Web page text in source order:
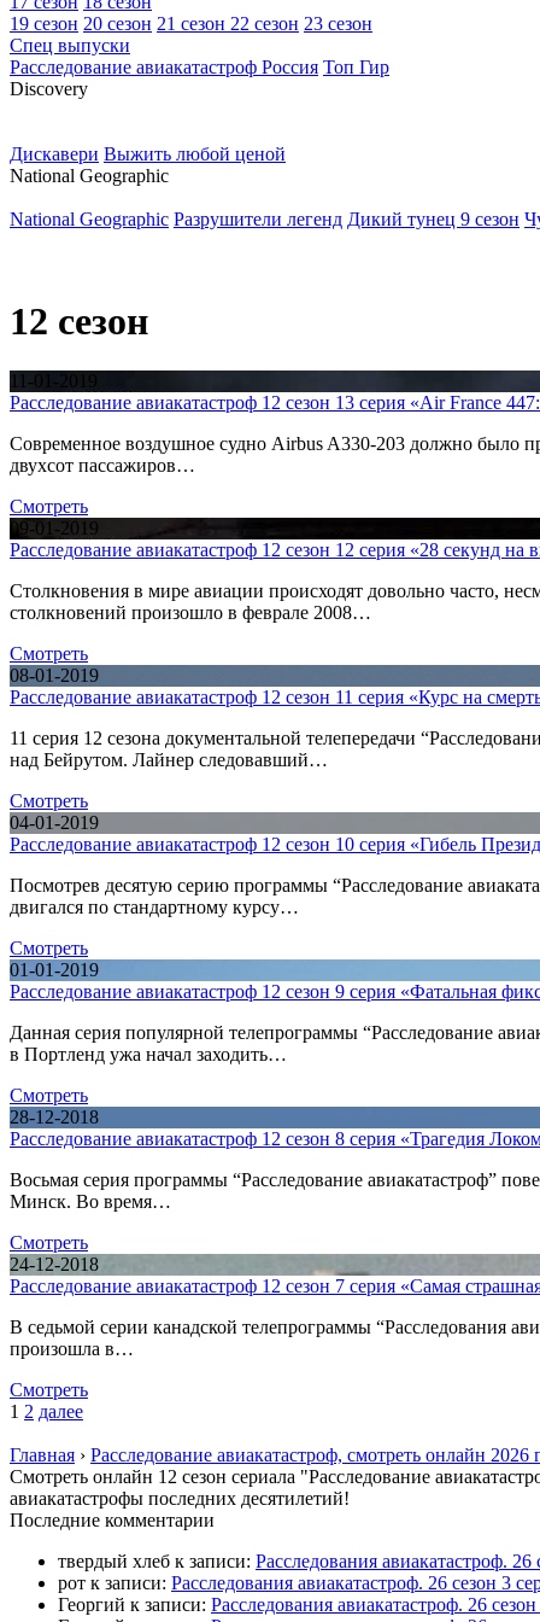
19 сезон 20 сезон 21 сезон 22 сезон 23 сезон
Спец выпуски
Расследование авиакатастроф Россия Топ Гир
Discovery
Дискавери Выжить любой ценой
National Geographic
National Geographic Разрушители легенд Дикий тунец 9 сезон
12 сезон
11-01-2019
Расследование авиакатастроф 12 сезон 13 серия «Air France
Современное воздушное судно Airbus A330-203 должно было
двухсот пассажиров…
Смотреть
09-01-2019
Расследование авиакатастроф 12 сезон 12 серия «28 секунд на
Столкновения в мире авиации происходят довольно часто,
столкновений произошло в феврале 2008…
Смотреть
08-01-2019
Расследование авиакатастроф 12 сезон 11 серия «Курс на
11 серия 12 сезона документальной телепередачи
над Бейрутом. Лайнер следовавший…
Смотреть
04-01-2019
Расследование авиакатастроф 12 сезон 10 серия «Гибель
Посмотрев десятую серию программы “Расследование
двигался по стандартному курсу…
Смотреть
01-01-2019
Расследование авиакатастроф 12 сезон 9 серия «Фатальная
Данная серия популярной телепрограммы “Расследование
в Портленд ужа начал заходить…
Смотреть
28-12-2018
Расследование авиакатастроф 12 сезон 8 серия «Трагедия
Восьмая серия программы “Расследование авиакатастроф”
Минск. Во время…
Смотреть
24-12-2018
Расследование авиакатастроф 12 сезон 7 серия «Самая
В седьмой серии канадской телепрограммы “Расследования
произошла в…
Смотреть
1 2 далее
Главная › Расследование авиакатастроф, смотреть онлайн 2026
Смотреть онлайн 12 сезон сериала "Расследование
авиакатастрофы последних десятилетий!
Последние комментарии
твердый хлеб к записи: Расследования авиакатастроф.
рот к записи: Расследования авиакатастроф. 26 сезон 3
Георгий к записи: Расследования авиакатастроф. 26